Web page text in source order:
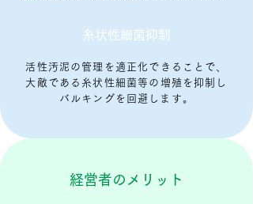
糸状性細菌抑制
活性汚泥の管理を適正化できることで、
大敵である糸状性細菌等の増殖を抑制し
バルキングを回避します。
​経営者のメリット